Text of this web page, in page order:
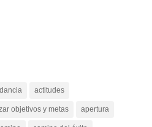
actitudes
objetivos y metas apertura